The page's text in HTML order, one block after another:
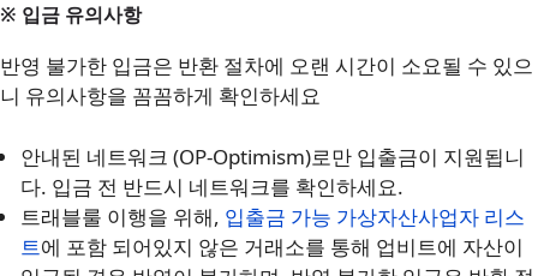
※ 입금 유의사항
반영 불가한 입금은 반환 절차에 오랜 시간이 소요될 수 있으
니 유의사항을 꼼꼼하게 확인하세요
안내된 네트워크 (OP-Optimism)로만 입출금이 지원됩니
다. 입금 전 반드시 네트워크를 확인하세요.
트래블룰 이행을 위해, 입출금 가능 가상자산사업자 리스
트에 포함 되어있지 않은 거래소를 통해 업비트에 자산이